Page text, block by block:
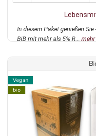
In diesem Paket genießen
BiB mit mehr als 5% R... mehr
Vegan
bio